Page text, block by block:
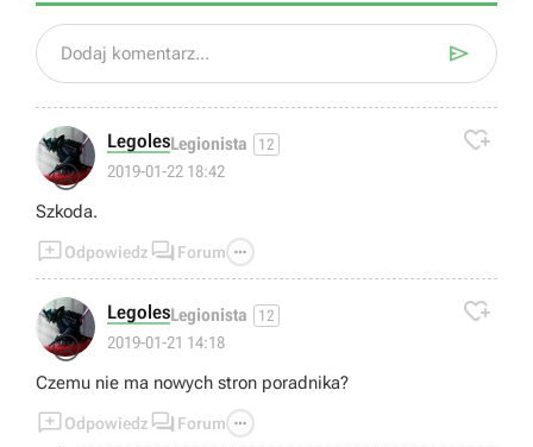
Dodaj komentarz... 
😢
LegolesLegionista 12
2019-01-22 18:42

Szkoda.
Odpowiedz  Forum 
😢
LegolesLegionista 12
2019-01-21 14:18

Czemu nie ma nowych stron poradnika?
Odpowiedz  Forum 